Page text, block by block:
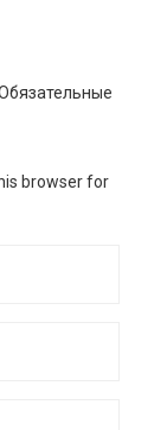
browser for